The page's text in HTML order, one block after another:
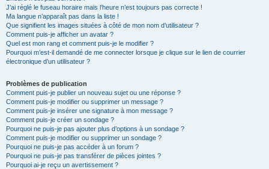
J’ai réglé le fuseau horaire mais l’heure n’est toujours pas correcte !
Ma langue n’apparaît pas dans la liste !
Que signifient les images situées à côté de mon nom d’utilisateur ?
Comment puis-je afficher un avatar ?
Quel est mon rang et comment puis-je le modifier ?
Pourquoi m’est-il demandé de me connecter lorsque je clique sur le lien de courrier
électronique d’un utilisateur ?
Problèmes de publication
Comment puis-je publier un nouveau sujet ou une réponse ?
Comment puis-je modifier ou supprimer un message ?
Comment puis-je insérer une signature à mon message ?
Comment puis-je créer un sondage ?
Pourquoi ne puis-je pas ajouter plus d’options à un sondage ?
Comment puis-je modifier ou supprimer un sondage ?
Pourquoi ne puis-je pas accéder à un forum ?
Pourquoi ne puis-je pas transférer de pièces jointes ?
Pourquoi ai-je reçu un avertissement ?